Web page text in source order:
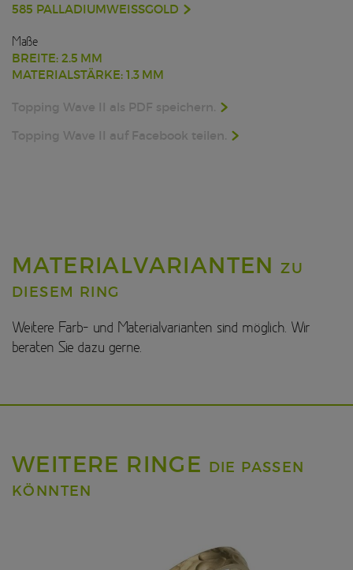
585 PALLADIUMWEISSGOLD
Maße
BREITE: 2.5 MM
MATERIALSTÄRKE: 1.3 MM
Topping Wave II als PDF speichern.
Topping Wave II auf Facebook teilen.
MATERIALVARIANTENZU
DIESEM RING
Weitere Farb- und Materialvarianten sind möglich. Wir
beraten Sie dazu gerne.
WEITERE RINGE DIE PASSEN
KÖNNTEN